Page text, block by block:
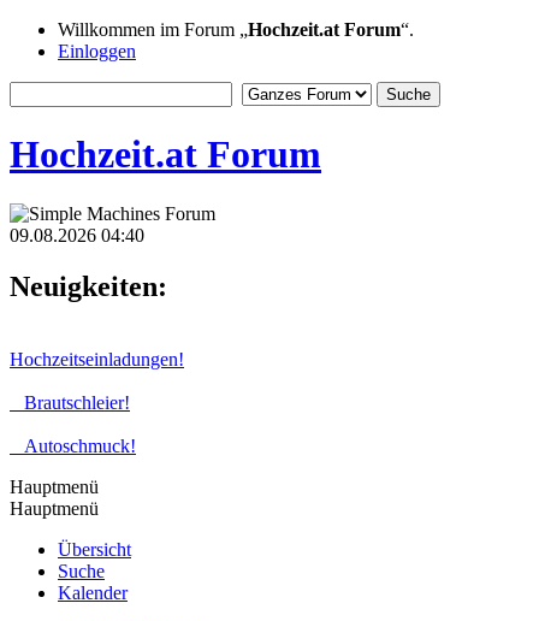
Willkommen im Forum „Hochzeit.at Forum“.
Einloggen
Hochzeit.at Forum
09.08.2026 04:40
Neuigkeiten:
Hochzeitseinladungen!
Brautschleier!
Autoschmuck!
Hauptmenü
Hauptmenü
Übersicht
Suche
Kalender